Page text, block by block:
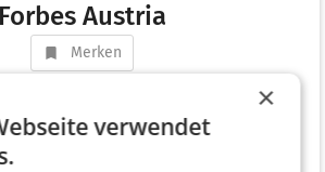
Forbes Austria
Merken
1010 Wien
(664) 88296212
×
verwendet